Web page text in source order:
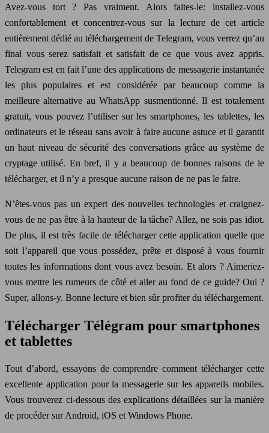
Avez-vous tort ? Pas vraiment. Alors faites-le: installez-vous
confortablement et concentrez-vous sur la lecture de cet article
entièrement dédié au téléchargement de Telegram, vous verrez qu’au
final vous serez satisfait et satisfait de ce que vous avez appris.
Telegram est en fait l’une des applications de messagerie instantanée
les plus populaires et est considérée par beaucoup comme la
meilleure alternative au WhatsApp susmentionné. Il est totalement
gratuit, vous pouvez l’utiliser sur les smartphones, les tablettes, les
ordinateurs et le réseau sans avoir à faire aucune astuce et il garantit
un haut niveau de sécurité des conversations grâce au système de
cryptage utilisé. En bref, il y a beaucoup de bonnes raisons de le
télécharger, et il n’y a presque aucune raison de ne pas le faire.
N’êtes-vous pas un expert des nouvelles technologies et craignez-
vous de ne pas être à la hauteur de la tâche? Allez, ne sois pas idiot.
De plus, il est très facile de télécharger cette application quelle que
soit l’appareil que vous possédez, prête et disposé à vous fournir
toutes les informations dont vous avez besoin. Et alors ? Aimeriez-
vous mettre les rumeurs de côté et aller au fond de ce guide? Oui ?
Super, allons-y. Bonne lecture et bien sûr profiter du téléchargement.
Télécharger Télégram pour smartphones
et tablettes
Tout d’abord, essayons de comprendre comment télécharger cette
excellente application pour la messagerie sur les appareils mobiles.
Vous trouverez ci-dessous des explications détaillées sur la manière
de procéder sur Android, iOS et Windows Phone.